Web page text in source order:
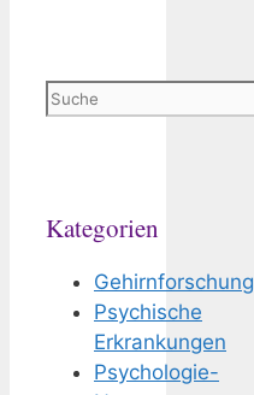
Suchen
Kategorien
Gehirnforschung
Psychische
Erkrankungen
Psychologie-